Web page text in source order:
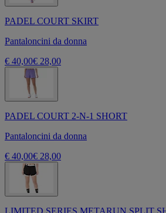
PADEL COURT SKIRT
Pantaloncini da donna
€ 40,00€ 28,00
PADEL COURT 2-N-1 SHORT
Pantaloncini da donna
€ 40,00€ 28,00